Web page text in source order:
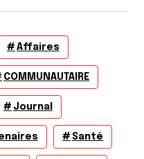
Affaires
COMMUNAUTAIRE
Journal
Santé